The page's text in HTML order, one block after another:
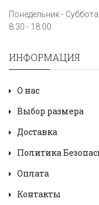
Понедельник - Суббота
8:30 - 18:00
ИНФОРМАЦИЯ
О нас
Выбор размера
Доставка
Политика
Оплата
Контакты